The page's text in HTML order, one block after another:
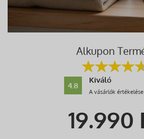
Alkupon
4.8
Kiváló
A vásárlók
19.990